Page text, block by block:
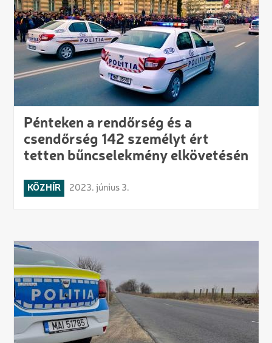
Pénteken a rendőrség és a
csendőrség 142 személyt ért
tetten bűncselekmény elkövetésén
KÖZHÍR 2023. június 3.